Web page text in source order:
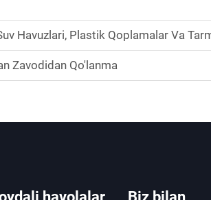
Plastik Qoplamalar Va
Zavodidan Qo'lanma